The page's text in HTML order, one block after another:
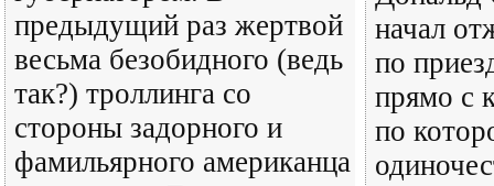
предыдущий раз жертвой
весьма безобидного (ведь
так?) троллинга со
стороны задорного и
фамильярного американца
начал
по
прямо с
по